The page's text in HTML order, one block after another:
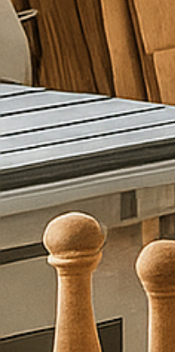
כ
ם
מ
ל
א
ו
פ
ר
ט
י
ם
ו
א
נ
ו
נ
ח